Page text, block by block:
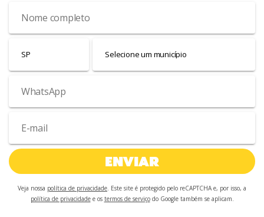
ENVIAR
Veja nossa política de privacidade . Este site é protegido pelo reCAPTCHA e, por isso, a
política de privacidadee os termos de serviçodo Google também se aplicam.